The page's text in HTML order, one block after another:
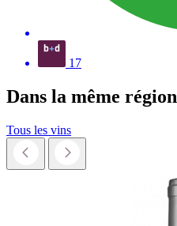
17
Dans la même région
Tous les vins